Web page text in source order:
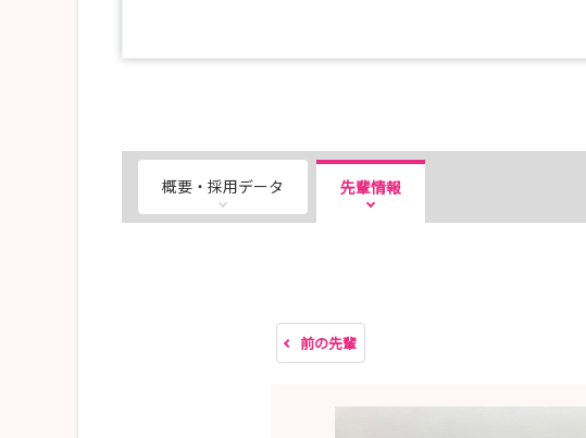
概要・採用データ 先輩情報
前の先輩